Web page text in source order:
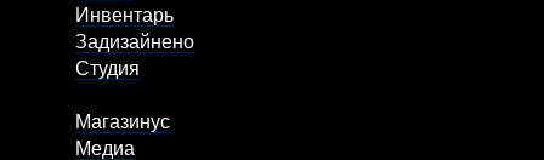
Инвентарь
Задизайнено
Студия
Магазинус
Медиа